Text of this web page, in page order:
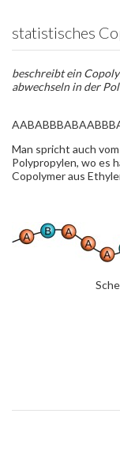
statistisches
beschreibt ein
abwechseln in der
Man spricht auch
Polypropylen, wo es
Copolymer aus